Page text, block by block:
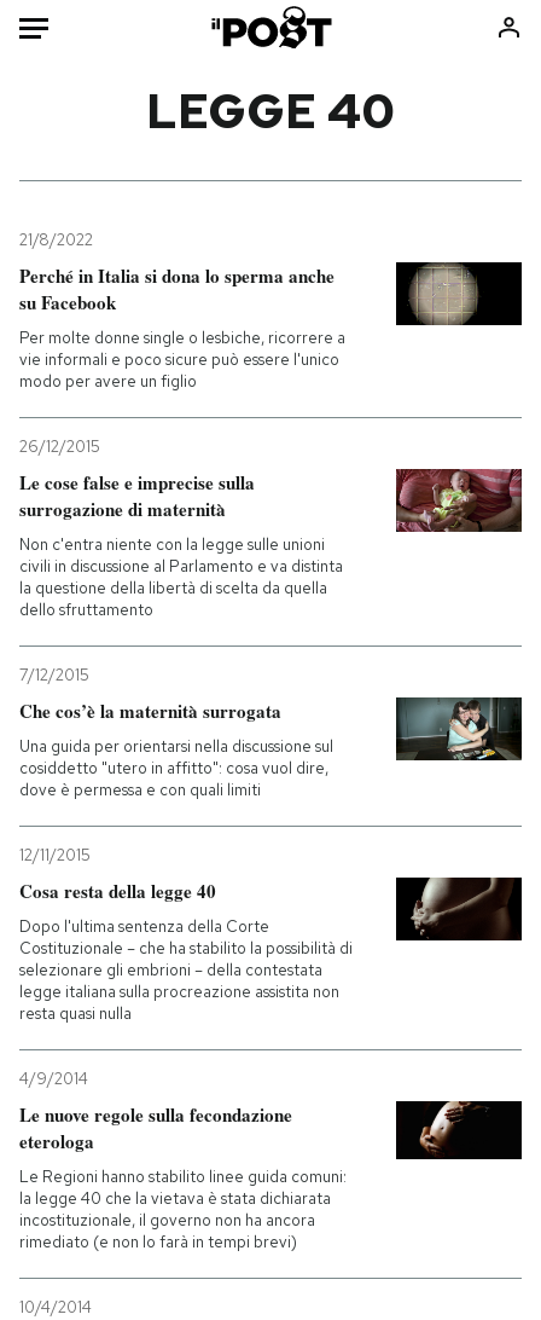
Mondo
Politica
Tecnologia
Internet
Scienza
Economia
Sport
Consumismi
Ok Boomer!
Mondiali calcio 2026
PODCAST
NEWSLETTER
I MIEI PREFERITI
SHOP
AREA PERSONALE
LEGGE 40
21/8/2022
Perché in Italia si dona lo sperma anche
su Facebook
Per molte donne single o lesbiche, ricorrere a
vie informali e poco sicure può essere l'unico
modo per avere un figlio
26/12/2015
Le cose false e imprecise sulla
surrogazione di maternità
Non c'entra niente con la legge sulle unioni
civili in discussione al Parlamento e va distinta
la questione della libertà di scelta da quella
dello sfruttamento
7/12/2015
Che cos’è la maternità surrogata
Una guida per orientarsi nella discussione sul
cosiddetto "utero in affitto": cosa vuol dire,
dove è permessa e con quali limiti
12/11/2015
Cosa resta della legge 40
Dopo l'ultima sentenza della Corte
Costituzionale – che ha stabilito la possibilità di
selezionare gli embrioni – della contestata
legge italiana sulla procreazione assistita non
resta quasi nulla
4/9/2014
Le nuove regole sulla fecondazione
eterologa
Le Regioni hanno stabilito linee guida comuni:
la legge 40 che la vietava è stata dichiarata
incostituzionale, il governo non ha ancora
rimediato (e non lo farà in tempi brevi)
10/4/2014